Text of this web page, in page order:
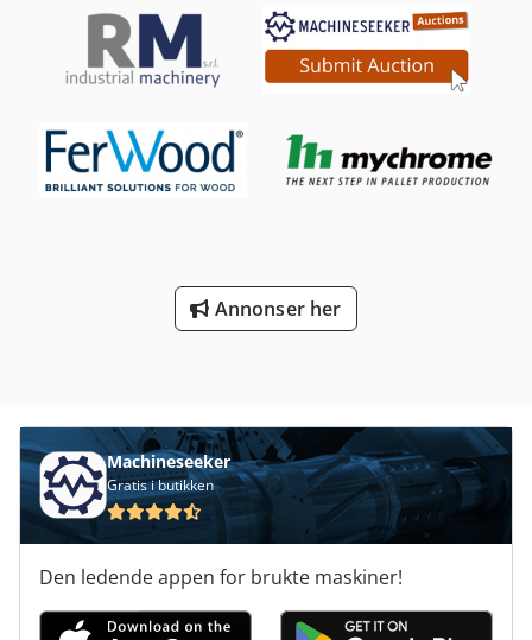
touch-skjerm Chodjv N D Ewepfx Al Roa - Antall installerte
sprøyteapparater: 0 stk. - Høydejusterbare
sprøyteapparater - Antall lakkeringspumper: 0 stk. - Egnet
for løsemiddelbasert lakk - Egnet for vannbasert lakk -
Høyde: 2.600 mm - Total tilkobling: ca. 7,1 kW / 28,6 A -
Volt, Hz: 400 / 50 - Beliggenhet: på lager -
Spenningssvingninger maks. ±5 % _____ Valgfritt kan vi tilby
informasjon, ta gjerne kontakt med oss!
Annonser her
Machineseeker
Gratis i butikken
Den ledende appen for brukte maskiner!